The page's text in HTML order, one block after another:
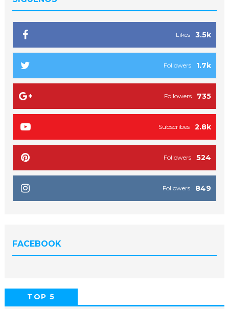
3.5k
Likes
1.7k
Followers
735
Followers
2.8k
Subscribes
524
Followers
849
Followers
FACEBOOK
TOP 5